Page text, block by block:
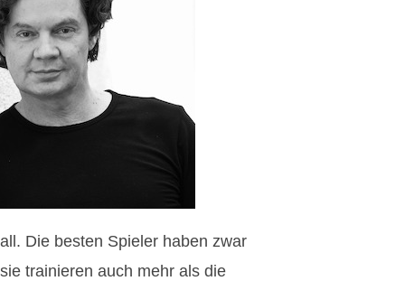
Die besten Spieler haben zwar
trainieren auch mehr als die